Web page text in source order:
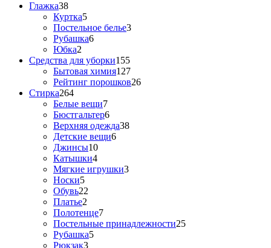
Глажка38
Куртка5
Постельное белье3
Рубашка6
Юбка2
Средства для уборки155
Бытовая химия127
Рейтинг порошков26
Стирка264
Белые вещи7
Бюстгальтер6
Верхняя одежда38
Детские вещи6
Джинсы10
Катышки4
Мягкие игрушки3
Носки5
Обувь22
Платье2
Полотенце7
Постельные принадлежности25
Рубашка5
Рюкзак3